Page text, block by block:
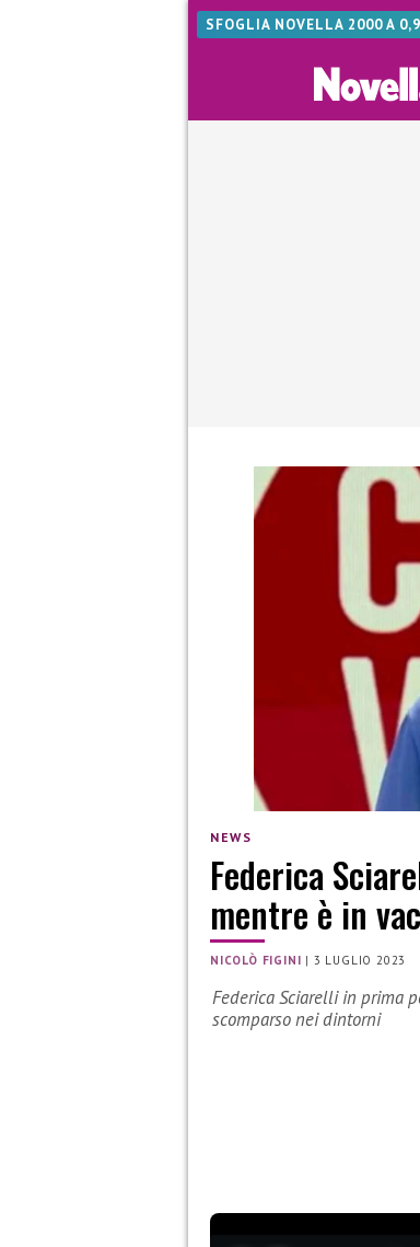
SFOGLIA NOVELLA 2000 A
NEWS
Federica
mentre è in
NICOLÒ FIGINI | 3 LUGLIO 2023
Federica Sciarelli in prima
scomparso nei dintorni